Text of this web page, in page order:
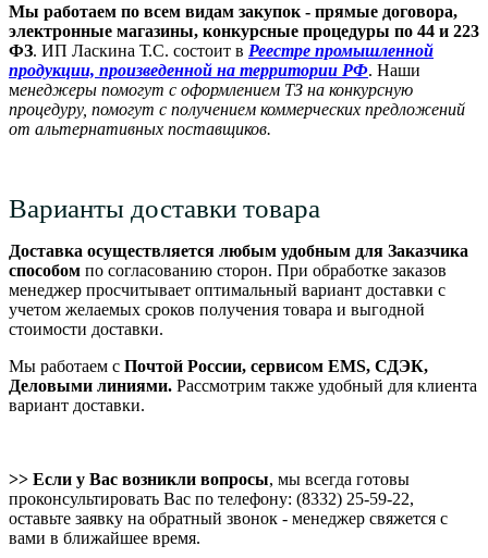
Мы работаем по всем видам закупок - прямые договора,
электронные магазины, конкурсные процедуры по 44 и 223
ФЗ. ИП Ласкина Т.С. состоит в Реестре промышленной
продукции, произведенной на территории РФ. Наши
менеджеры помогут с оформлением ТЗ на конкурсную
процедуру, помогут с получением коммерческих предложений
от альтернативных поставщиков.
Варианты доставки товара
Доставка осуществляется любым удобным для Заказчика
способом по согласованию сторон. При обработке заказов
менеджер просчитывает оптимальный вариант доставки с
учетом желаемых сроков получения товара и выгодной
стоимости доставки.
Мы работаем с Почтой России, сервисом EMS, СДЭК,
Деловыми линиями. Рассмотрим также удобный для клиента
вариант доставки.
>> Если у Вас возникли вопросы, мы всегда готовы
проконсультировать Вас по телефону: (8332) 25-59-22,
оставьте заявку на обратный звонок - менеджер свяжется с
вами в ближайшее время.